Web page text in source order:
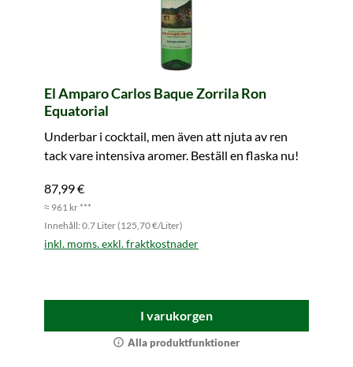
El Amparo Carlos Baque Zorrila Ron
Equatorial
Underbar i cocktail, men även att njuta av ren
tack vare intensiva aromer. Beställ en flaska nu!
87,99 €
≈ 961 kr ***
Innehåll: 0.7 Liter (125,70 €/Liter)
inkl. moms. exkl. fraktkostnader
I varukorgen
Alla produktfunktioner